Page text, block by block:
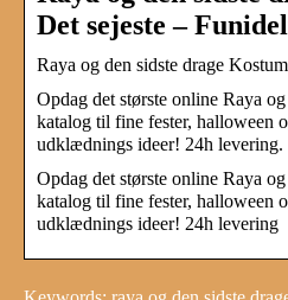
Det sejeste –
Raya og den sidste drage
Opdag det største online Raya
katalog til fine fester, halloween
udklædnings ideer! 24h levering.
Opdag det største online Raya
katalog til fine fester, halloween
udklædnings ideer! 24h levering